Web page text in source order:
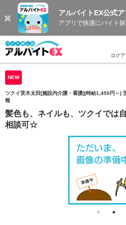
アルバイトEX公式ア
アプリで快適にバイト探
ログ
検索
NEW
ツクイ茨木太田[施設内介護・看護](時給1,450円～)
報
髪色も、ネイルも、ツクイでは
相談可☆